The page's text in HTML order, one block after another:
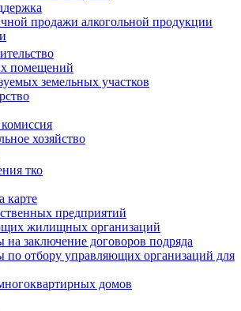
продажи алкогольной продукции
помещений
земельных участков
хозяйство
тко
карте
предприятий
жилищных организаций
заключение договоров подряда
по отбору управляющих организаций для
домов